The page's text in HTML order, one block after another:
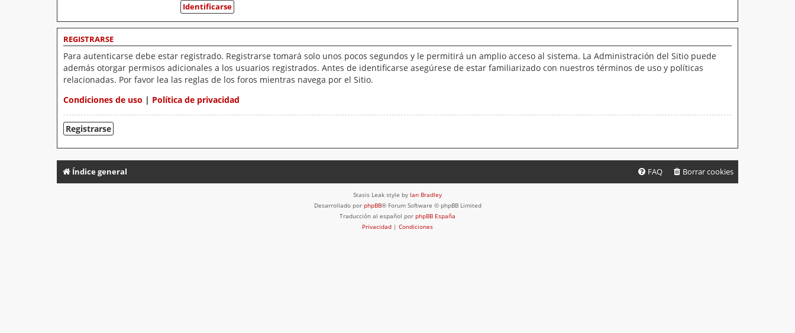
REGISTRARSE
Para autenticarse debe estar registrado. Registrarse tomará solo unos pocos segundos y le permitirá un amplio acceso al sistema. La Administración del Sitio puede
además otorgar permisos adicionales a los usuarios registrados. Antes de identificarse asegúrese de estar familiarizado con nuestros términos de uso y políticas
relacionadas. Por favor lea las reglas de los foros mientras navega por el Sitio.
Condiciones de uso | Política de privacidad
Registrarse
Índice general Borrar cookies
FAQ
Stasis Leak style by Ian Bradley
Desarrollado por phpBB® Forum Software © phpBB Limited
Traducción al español por phpBB España
Privacidad | Condiciones